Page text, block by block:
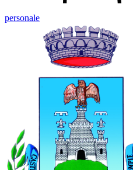
personale